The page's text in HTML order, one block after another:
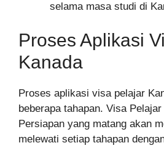
selama masa studi di
Proses Aplikasi
Kanada
Proses aplikasi visa pelajar
beberapa tahapan. Visa
Persiapan yang matang akan
melewati setiap tahapan